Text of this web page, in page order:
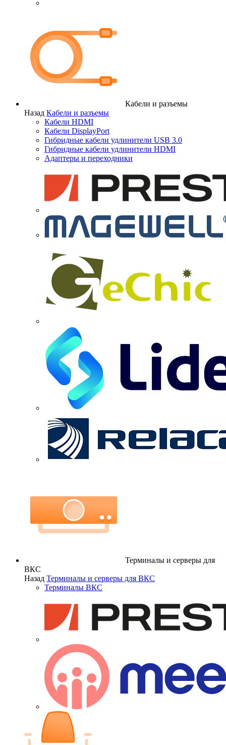
Кабели и разъемы
Назад Кабели и разъемы
Кабели HDMI
Кабели DisplayPort
Гибридные кабели удлинители USB 3.0
Гибридные кабели удлинители HDMI
Адаптеры и переходники
Терминалы и серверы для
ВКС
Назад Терминалы и серверы для ВКС
Терминалы ВКС